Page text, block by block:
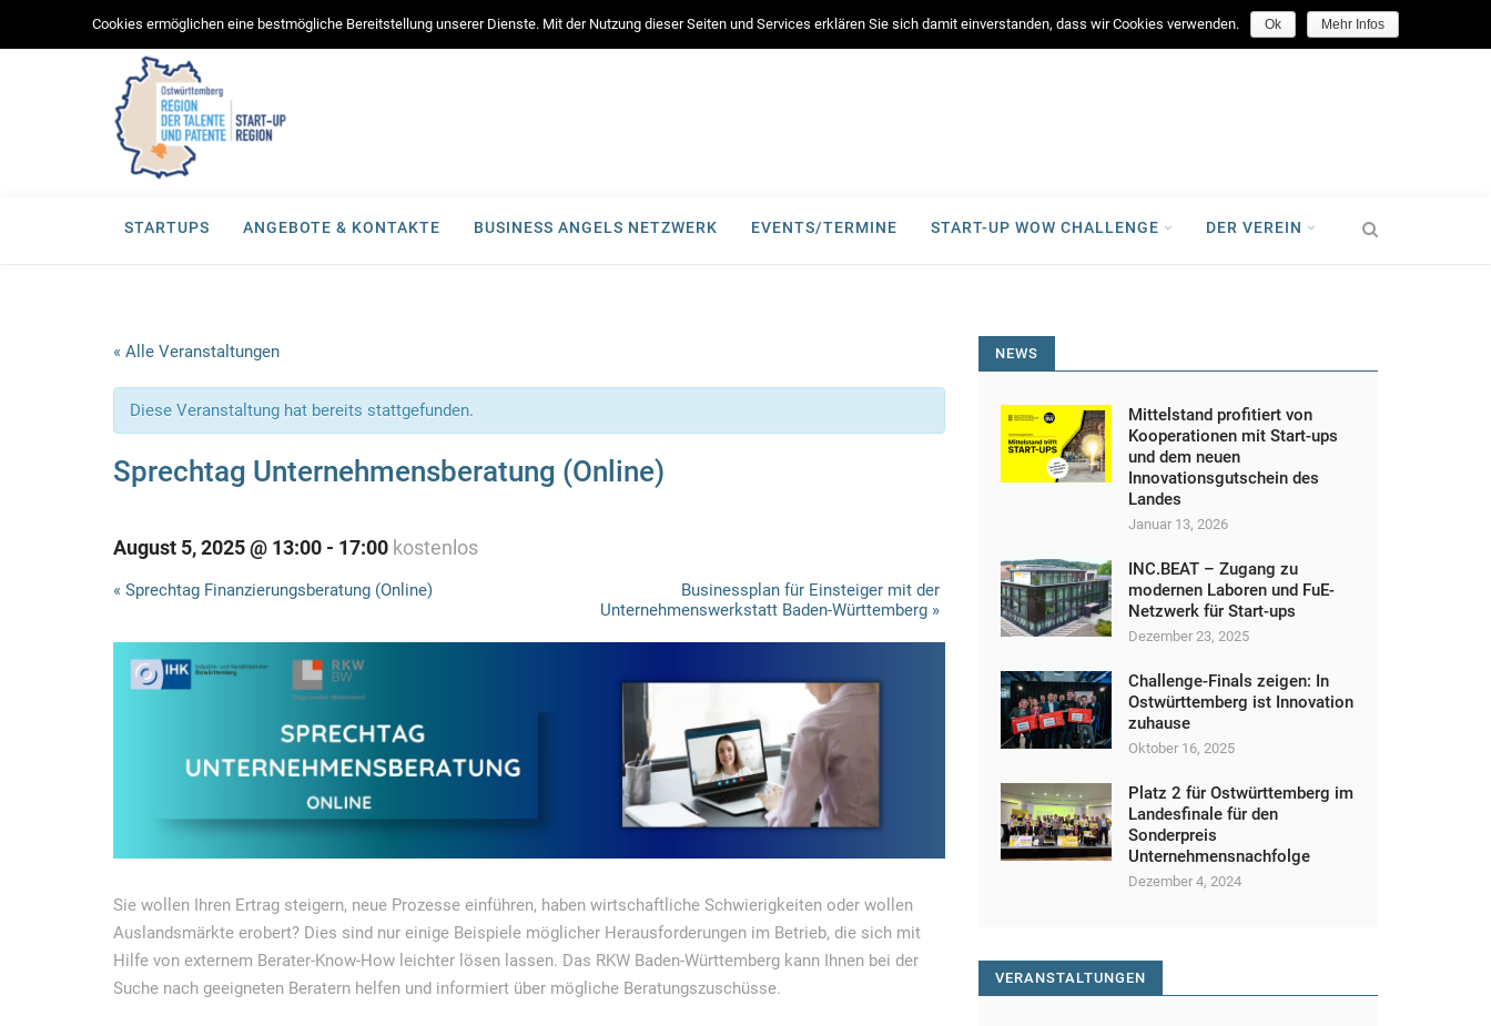
facebook
STARTUPS ANGEBOTE & KONTAKTE BUSINESS ANGELS NETZWERK EVENTS/TERMINE START-UP WOW CHALLENGE DER VEREIN
« Alle Veranstaltungen
Diese Veranstaltung hat bereits stattgefunden.
Sprechtag Unternehmensberatung (Online)
August 5, 2025 @ 13:00 - 17:00 kostenlos
V
t
u
n
« Sprechtag Finanzierungsberatung (Online)
Businessplan für Einsteiger mit der
Unternehmenswerkstatt Baden-Württemberg »
Sie wollen Ihren Ertrag steigern, neue Prozesse einführen, haben wirtschaftliche Schwierigkeiten oder wollen
Auslandsmärkte erobert? Dies sind nur einige Beispiele möglicher Herausforderungen im Betrieb, die sich mit
Hilfe von externem Berater-Know-How leichter lösen lassen. Das RKW Baden-Württemberg kann Ihnen bei der
Suche nach geeigneten Beratern helfen und informiert über mögliche Beratungszuschüsse.
NEWS
Mittelstand profitiert von
Kooperationen mit Start-ups
und dem neuen
Innovationsgutschein des
Landes
Januar 13, 2026
INC.BEAT – Zugang zu
modernen Laboren und FuE-
Netzwerk für Start-ups
Dezember 23, 2025
Challenge-Finals zeigen: In
Ostwürttemberg ist Innovation
zuhause
Oktober 16, 2025
Platz 2 für Ostwürttemberg im
Landesfinale für den
Sonderpreis
Unternehmensnachfolge
Dezember 4, 2024
VERANSTALTUNGEN
Cookies ermöglichen eine bestmögliche Bereitstellung unserer Dienste. Mit der Nutzung dieser Seiten und Services erklären Sie sich damit einverstanden, dass wir Cookies verwenden. Ok Mehr Infos